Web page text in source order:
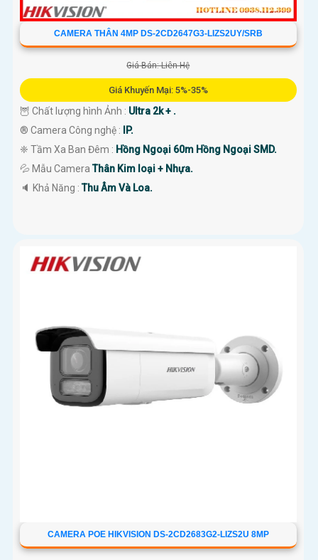
CAMERA THÂN 4MP DS-2CD2647G3-LIZS2UY/SRB
Giá Bán: Liên Hệ
Giá Khuyến Mại: 5%-35%
🦉 Chất lượng hình Ảnh : Ultra 2k + .
®️ Camera Công nghệ :
IP.
❈ Tầm Xa Ban Đêm : Hồng Ngoại 60m Hồng Ngoại SMD.
💦 Mẫu CameraThân Kim loại + Nhựa.
️🔈 Khả Năng :Thu Âm Và Loa.
CAMERA POE HIKVISION DS-2CD2683G2-LIZS2U 8MP